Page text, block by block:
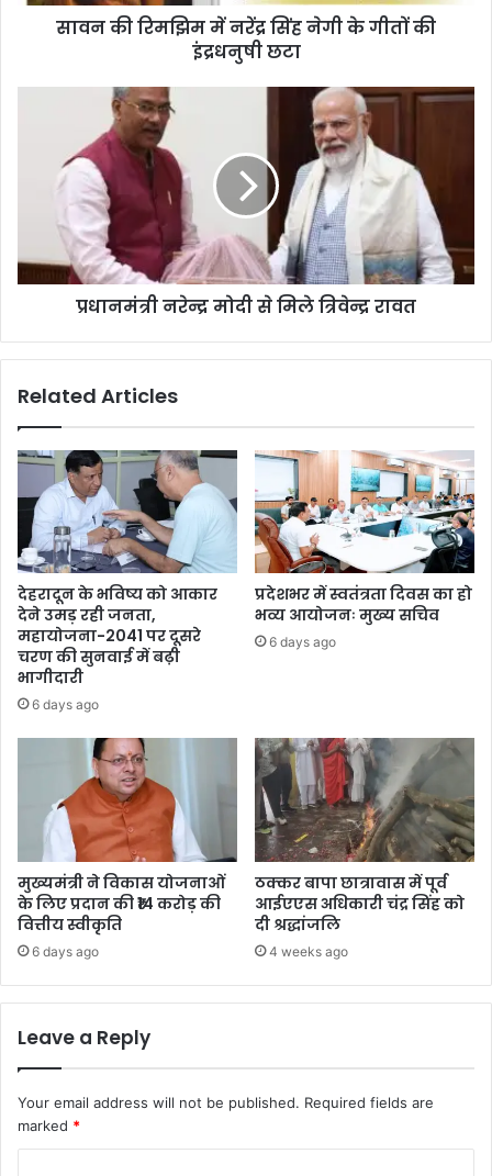
सावन की रिमझिम में नरेंद्र सिंह नेगी के गीतों की
इंद्रधनुषी छटा
प्रधानमंत्री नरेन्द्र मोदी से मिले त्रिवेन्द्र रावत
Related Articles
देहरादून के भविष्य को आकार
देने उमड़ रही जनता,
महायोजना-2041 पर दूसरे
चरण की सुनवाई में बढ़ी
भागीदारी
6 days ago
प्रदेशभर में स्वतंत्रता दिवस का हो
भव्य आयोजनः मुख्य सचिव
6 days ago
मुख्यमंत्री ने विकास योजनाओं
के लिए प्रदान की ₹14 करोड़ की
वित्तीय स्वीकृति
6 days ago
ठक्कर बापा छात्रावास में पूर्व
आईएएस अधिकारी चंद्र सिंह को
दी श्रद्धांजलि
4 weeks ago
Leave a Reply
Your email address will not be published. Required fields are
marked *